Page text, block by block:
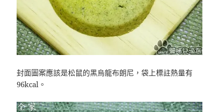
封面圖案應該是松鼠的黑烏龍布朗尼，袋上標註熱量有
96kcal。